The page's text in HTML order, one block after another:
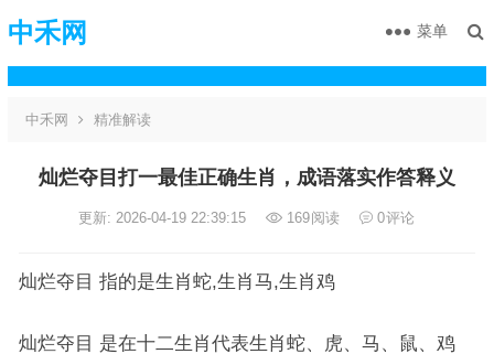
中禾网 菜单
中禾网 精准解读
灿烂夺目打一最佳正确生肖，成语落实作答释义
更新: 2026-04-19 22:39:15 169阅读 0评论
灿烂夺目 指的是生肖蛇,生肖马,生肖鸡
灿烂夺目 是在十二生肖代表生肖蛇、虎、马、鼠、鸡